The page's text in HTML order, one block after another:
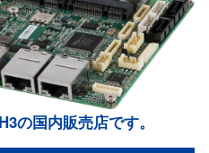
の国内販売店です。